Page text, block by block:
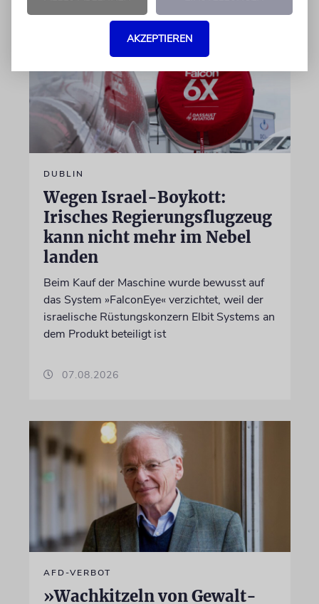
DUBLIN
Wegen Israel-Boykott:
Irisches Regierungsflugzeug
kann nicht mehr im Nebel
landen
Beim Kauf der Maschine wurde bewusst auf
das System »FalconEye« verzichtet, weil der
israelische Rüstungskonzern Elbit Systems an
dem Produkt beteiligt ist
07.08.2026
AFD-VERBOT
»Wachkitzeln von Gewalt-
AKZEPTIEREN